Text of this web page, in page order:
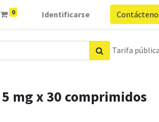
0 Identificarse
Tarifa pública
mg x 30 comprimidos